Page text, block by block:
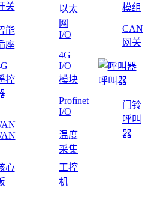
关
能
座
控
以太
网
I/O
4G
I/O
模块
Profinet
I/O
温度
采集
模组
CAN
网关
呼叫器
门铃
呼叫
器
心
工控
机